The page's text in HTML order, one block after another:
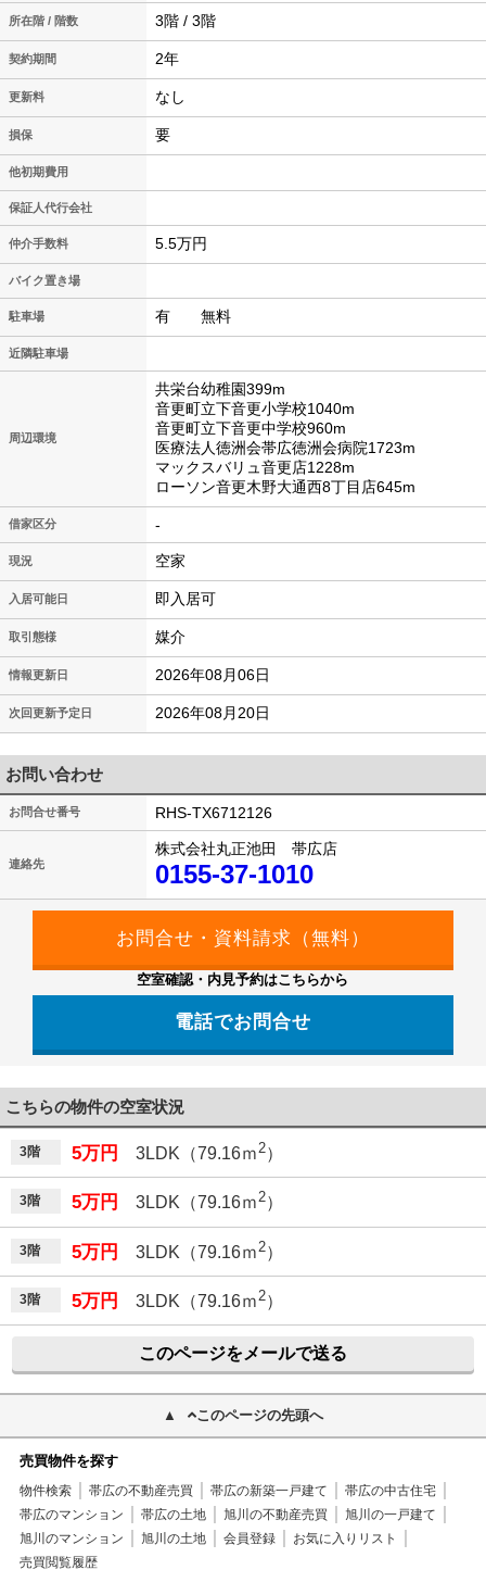
所在階 / 階数 3階 / 3階
契約期間 2年
更新料 なし
損保 要
他初期費用
保証人代行会社
仲介手数料 5.5万円
バイク置き場
駐車場 有 無料
近隣駐車場
周辺環境
共栄台幼稚園399m
音更町立下音更小学校1040m
音更町立下音更中学校960m
医療法人徳洲会帯広徳洲会病院1723m
マックスバリュ音更店1228m
ローソン音更木野大通西8丁目店645m
借家区分 -
現況 空家
入居可能日 即入居可
取引態様 媒介
情報更新日 2026年08月06日
次回更新予定日 2026年08月20日
お問い合わせ
お問合せ番号 RHS-TX6712126
連絡先
株式会社丸正池田 帯広店
0155-37-1010
空室確認・内見予約はこちらから
電話でお問合せ
こちらの物件の空室状況
3階 5万円 3LDK（79.16ｍ2）
3階 5万円 3LDK（79.16ｍ2）
3階 5万円 3LDK（79.16ｍ 2）
3階 5万円 3LDK（79.16ｍ 2）
このページをメールで送る
このページの先頭へ
売買物件を探す
物件検索 帯広の不動産売買 帯広の新築一戸建て
帯広の中古住宅
帯広のマンション
帯広の土地 旭川の不動産売買
旭川の一戸建て
旭川のマンション
旭川の土地 会員登録
お気に入りリスト
売買閲覧履歴